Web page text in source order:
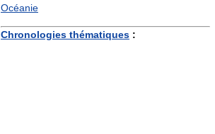
Océanie
Chronologies thématiques :